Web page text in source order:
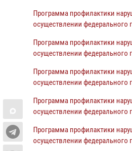
Программа профилактики
осуществлении федерального
Программа профилактики
осуществлении федерального
Программа профилактики
осуществлении федерального
Программа профилактики
осуществлении федерального
Программа профилактики
осуществлении федерального